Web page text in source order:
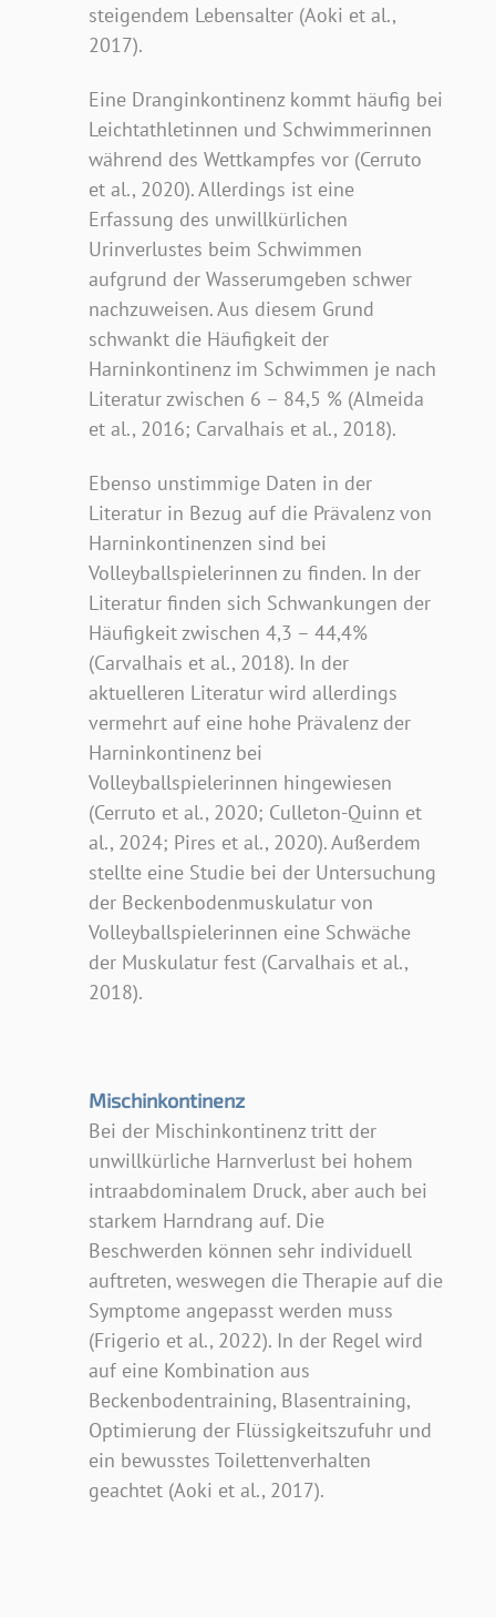
steigendem Lebensalter (Aoki et al.,
2017).
Eine Dranginkontinenz kommt häufig bei
Leichtathletinnen und Schwimmerinnen
während des Wettkampfes vor (Cerruto
et al., 2020). Allerdings ist eine
Erfassung des unwillkürlichen
Urinverlustes beim Schwimmen
aufgrund der Wasserumgeben schwer
nachzuweisen. Aus diesem Grund
schwankt die Häufigkeit der
Harninkontinenz im Schwimmen je nach
Literatur zwischen 6 – 84,5 % (Almeida
et al., 2016; Carvalhais et al., 2018).
Ebenso unstimmige Daten in der
Literatur in Bezug auf die Prävalenz von
Harninkontinenzen sind bei
Volleyballspielerinnen zu finden. In der
Literatur finden sich Schwankungen der
Häufigkeit zwischen 4,3 – 44,4%
(Carvalhais et al., 2018). In der
aktuelleren Literatur wird allerdings
vermehrt auf eine hohe Prävalenz der
Harninkontinenz bei
Volleyballspielerinnen hingewiesen
(Cerruto et al., 2020; Culleton-Quinn et
al., 2024; Pires et al., 2020). Außerdem
stellte eine Studie bei der Untersuchung
der Beckenbodenmuskulatur von
Volleyballspielerinnen eine Schwäche
der Muskulatur fest (Carvalhais et al.,
2018).
Mischinkontinenz
Bei der Mischinkontinenz tritt der
unwillkürliche Harnverlust bei hohem
intraabdominalem Druck, aber auch bei
starkem Harndrang auf. Die
Beschwerden können sehr individuell
auftreten, weswegen die Therapie auf die
Symptome angepasst werden muss
(Frigerio et al., 2022). In der Regel wird
auf eine Kombination aus
Beckenbodentraining, Blasentraining,
Optimierung der Flüssigkeitszufuhr und
ein bewusstes Toilettenverhalten
geachtet (Aoki et al., 2017).